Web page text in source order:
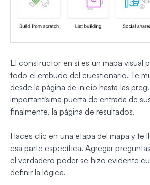
El constructor en sí es un mapa visual
todo el embudo del cuestionario. Te
desde la página de inicio hasta las
importantísima puerta de entrada de
finalmente, la página de resultados.
Haces clic en una etapa del mapa y te
esa parte específica. Agregar
el verdadero poder se hizo evidente
definir la lógica.